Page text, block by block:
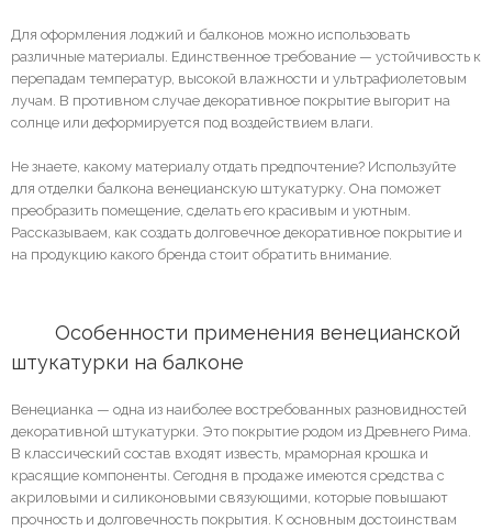
Для оформления лоджий и балконов можно использовать
различные материалы. Единственное требование — устойчивость к
перепадам температур, высокой влажности и ультрафиолетовым
лучам. В противном случае декоративное покрытие выгорит на
солнце или деформируется под воздействием влаги.
Не знаете, какому материалу отдать предпочтение? Используйте
для отделки балкона венецианскую штукатурку. Она поможет
преобразить помещение, сделать его красивым и уютным.
Рассказываем, как создать долговечное декоративное покрытие и
на продукцию какого бренда стоит обратить внимание.
	Особенности
применения венецианской
штукатурки на балконе
Венецианка — одна из наиболее востребованных разновидностей
декоративной штукатурки. Это покрытие родом из Древнего Рима.
В классический состав входят известь, мраморная крошка и
красящие компоненты. Сегодня в продаже имеются средства с
акриловыми и силиконовыми связующими, которые повышают
прочность и долговечность покрытия. К основным достоинствам